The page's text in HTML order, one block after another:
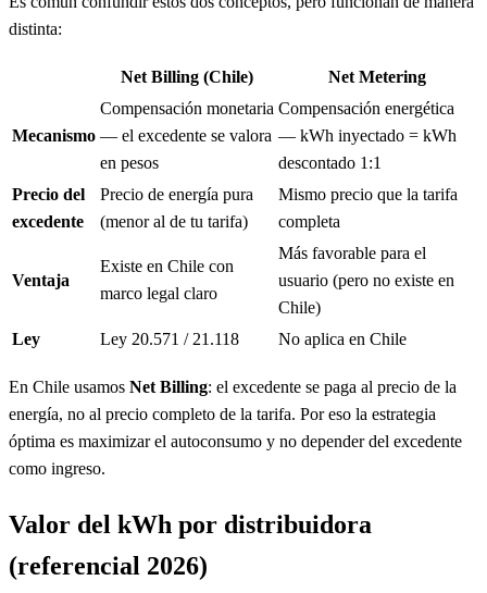
distinta:
Net Billing (Chile) Net Metering
Mecanismo
Compensación monetaria
— el excedente se valora
en pesos
Compensación energética
— kWh inyectado = kWh
descontado 1:1
Precio del
excedente
Precio de energía pura
(menor al de tu tarifa)
Mismo precio que la tarifa
completa
Ventaja
Existe en Chile con
marco legal claro
Más favorable para el
usuario (pero no existe en
Chile)
Ley
Ley 20.571 / 21.118 No aplica en Chile
En Chile usamos Net Billing: el excedente se paga al precio de la
energía, no al precio completo de la tarifa. Por eso la estrategia
óptima es maximizar el autoconsumo y no depender del excedente
como ingreso.
Valor del kWh por distribuidora
(referencial 2026)